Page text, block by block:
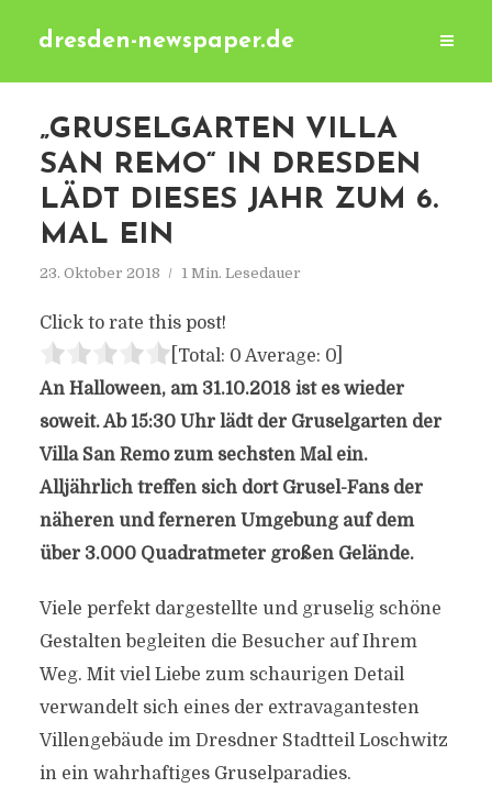
dresden-newspaper.de
„GRUSELGARTEN VILLA
SAN REMO“ IN DRESDEN
LÄDT DIESES JAHR ZUM 6.
MAL EIN
23. Oktober 2018 1 Min. Lesedauer
Click to rate this post!
[Total: 0 Average: 0]
An Halloween, am 31.10.2018 ist es wieder
soweit. Ab 15:30 Uhr lädt der Gruselgarten der
Villa San Remo zum sechsten Mal ein.
Alljährlich treffen sich dort Grusel-Fans der
näheren und ferneren Umgebung auf dem
über 3.000 Quadratmeter großen Gelände.
Viele perfekt dargestellte und gruselig schöne
Gestalten begleiten die Besucher auf Ihrem
Weg. Mit viel Liebe zum schaurigen Detail
verwandelt sich eines der extravagantesten
Villengebäude im Dresdner Stadtteil Loschwitz
in ein wahrhaftiges Gruselparadies.